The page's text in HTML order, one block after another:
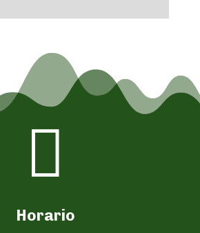

Horario